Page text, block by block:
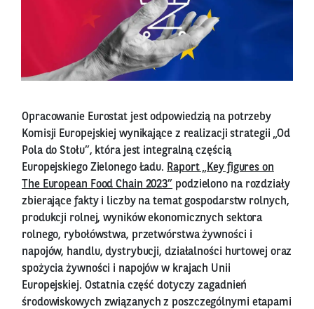
Opracowanie Eurostat jest odpowiedzią na potrzeby
Komisji Europejskiej wynikające z realizacji strategii „Od
Pola do Stołu”, która jest integralną częścią
Europejskiego Zielonego Ładu. Raport „Key figures on
The European Food Chain 2023” podzielono na rozdziały
zbierające fakty i liczby na temat gospodarstw rolnych,
produkcji rolnej, wyników ekonomicznych sektora
rolnego, rybołówstwa, przetwórstwa żywności i
napojów, handlu, dystrybucji, działalności hurtowej oraz
spożycia żywności i napojów w krajach Unii
Europejskiej. Ostatnia część dotyczy zagadnień
środowiskowych związanych z poszczególnymi etapami